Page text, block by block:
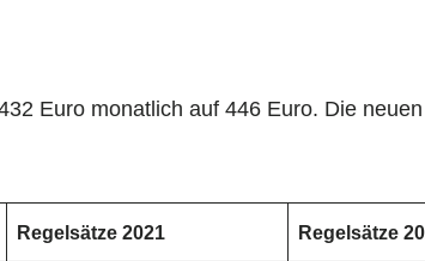
Euro monatlich auf 446 Euro. Die
Regelsätze 2021 Regelsätze